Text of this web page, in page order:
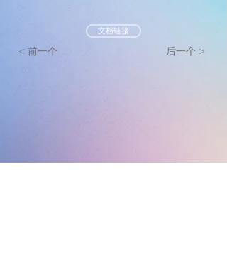
文档链接
< 前一个 后一个 >